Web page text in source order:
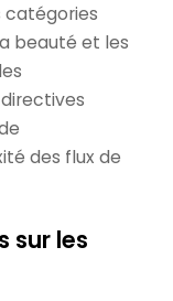
catégories
beauté et les
des flux de
sur les